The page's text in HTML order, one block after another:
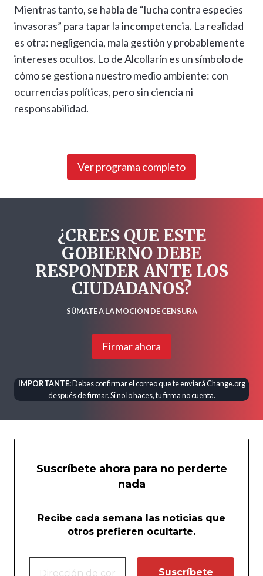
Mientras tanto, se habla de “lucha contra especies
invasoras” para tapar la incompetencia. La realidad
es otra: negligencia, mala gestión y probablemente
intereses ocultos. Lo de Alcollarín es un símbolo de
cómo se gestiona nuestro medio ambiente: con
ocurrencias políticas, pero sin ciencia ni
responsabilidad.
Ver programa completo
¿CREES QUE ESTE
GOBIERNO DEBE
RESPONDER ANTE LOS
CIUDADANOS?
SÚMATE A LA MOCIÓN DE CENSURA
Firmar ahora
IMPORTANTE:Debes confirmar el correo que te enviará Change.org
después de firmar. Si no lo haces, tu firma no cuenta.
Suscríbete ahora para no perderte
nada
Recibe cada semana las noticias que
otros prefieren ocultarte.